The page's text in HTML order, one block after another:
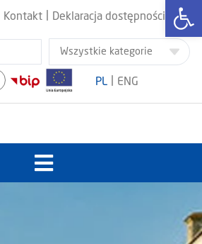
Kontakt Deklaracja dostępności
PL ENG